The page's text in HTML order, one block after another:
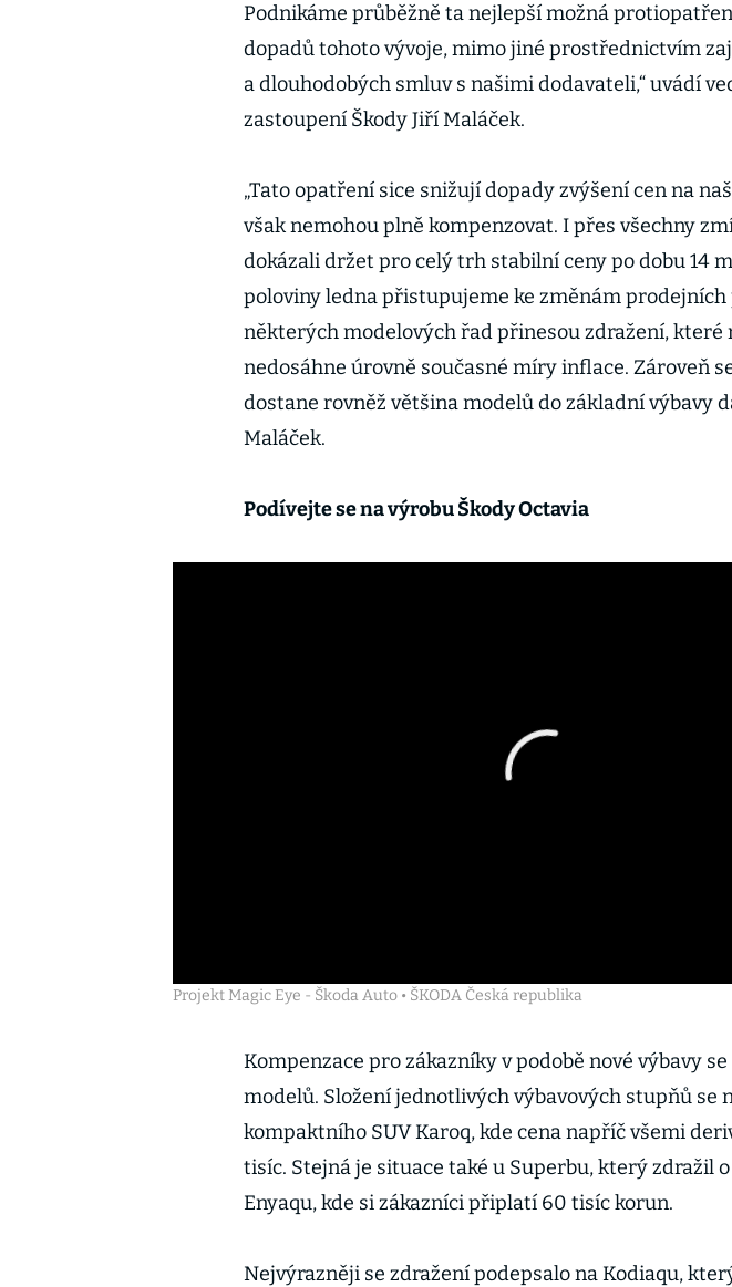
Podnikáme průběžně ta nejlepší možná
dopadů tohoto vývoje, mimo jiné prostřednictvím
a dlouhodobých smluv s našimi dodavateli,“ uvádí
zastoupení Škody Jiří Maláček.
„Tato opatření sice snižují dopady zvýšení cen na
však nemohou plně kompenzovat. I přes všechny
dokázali držet pro celý trh stabilní ceny po dobu 14
poloviny ledna přistupujeme ke změnám
některých modelových řad přinesou zdražení, které
nedosáhne úrovně současné míry inflace. Zároveň
dostane rovněž většina modelů do základní výbavy
Maláček.
Podívejte se na výrobu Škody Octavia
Projekt Magic Eye - Škoda Auto • ŠKODA Česká republika
Kompenzace pro zákazníky v podobě nové výbavy
modelů. Složení jednotlivých výbavových stupňů se
kompaktního SUV Karoq, kde cena napříč všemi
tisíc. Stejná je situace také u Superbu, který zdražil
Enyaqu, kde si zákazníci připlatí 60 tisíc korun.
Nejvýrazněji se zdražení podepsalo na Kodiaqu,